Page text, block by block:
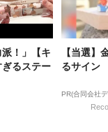
派！」【キ
るステー
【当選】
るサイン
PR(合同会社